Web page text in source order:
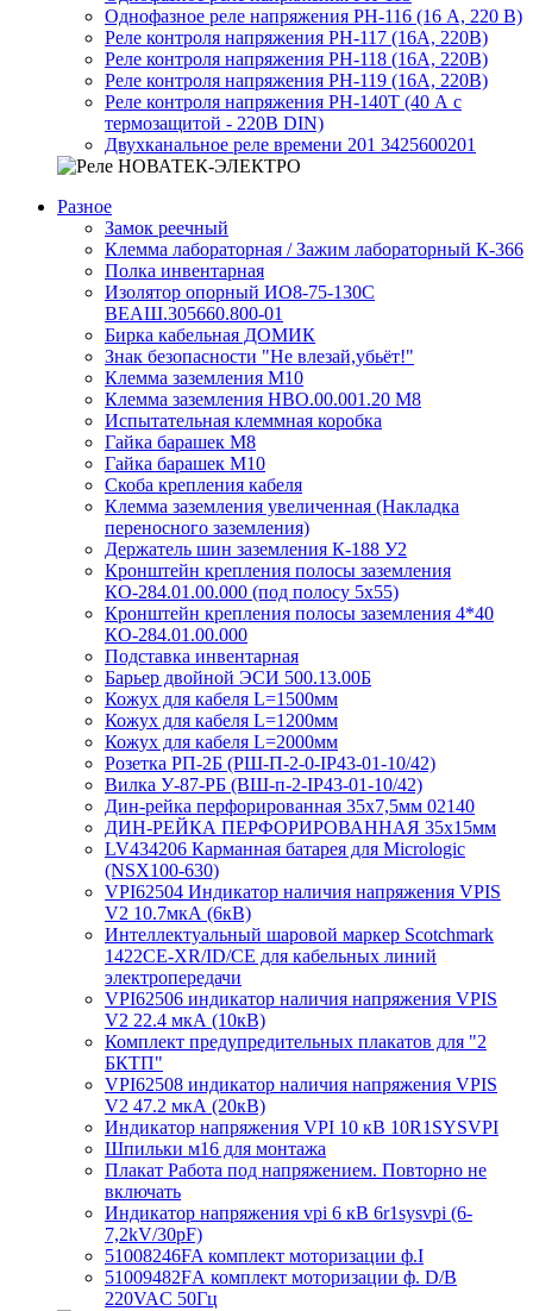
Однофазное реле напряжения РН-116 (16 А, 220 В)
Реле контроля напряжения РН-117 (16А, 220В)
Реле контроля напряжения РН-118 (16А, 220В)
Реле контроля напряжения РН-119 (16А, 220В)
Реле контроля напряжения РН-140Т (40 А с
термозащитой - 220В DIN)
Двухканальное реле времени 201 3425600201
Разное
Замок реечный
Клемма лабораторная / Зажим лабораторный К-366
Полка инвентарная
Изолятор опорный ИО8-75-130С
ВЕАШ.305660.800-01
Бирка кабельная ДОМИК
Знак безопасности "Не влезай,убьёт!"
Клемма заземления М10
Клемма заземления НВО.00.001.20 М8
Испытательная клеммная коробка
Гайка барашек М8
Гайка барашек М10
Скоба крепления кабеля
Клемма заземления увеличенная (Накладка
переносного заземления)
Держатель шин заземления К-188 У2
Кронштейн крепления полосы заземления
КО-284.01.00.000 (под полосу 5х55)
Кронштейн крепления полосы заземления 4*40
КО-284.01.00.000
Подставка инвентарная
Барьер двойной ЭСИ 500.13.00Б
Кожух для кабеля L=1500мм
Кожух для кабеля L=1200мм
Кожух для кабеля L=2000мм
Розетка РП-2Б (РШ-П-2-0-IР43-01-10/42)
Вилка У-87-РБ (ВШ-п-2-IP43-01-10/42)
Дин-рейка перфорированная 35х7,5мм 02140
ДИН-РЕЙКА ПЕРФОРИРОВАННАЯ 35х15мм
LV434206 Карманная батарея для Micrologic
(NSX100-630)
VPI62504 Индикатор наличия напряжения VPIS
V2 10.7мкА (6кВ)
Интеллектуальный шаровой маркер Scotchmark
1422CE-XR/ID/CE для кабельных линий
электропередачи
VPI62506 индикатор наличия напряжения VPIS
V2 22.4 мкА (10кВ)
Комплект предупредительных плакатов для "2
БКТП"
VPI62508 индикатор наличия напряжения VPIS
V2 47.2 мкА (20кВ)
Индикатор напряжения VPI 10 кВ 10R1SYSVPI
Шпильки м16 для монтажа
Плакат Работа под напряжением. Повторно не
включать
Индикатор напряжения vpi 6 кВ 6r1sysvpi (6-
7,2kV/30pF)
51008246FA комплект моторизации ф.I
51009482FА комплект моторизации ф. D/B
220VAC 50Гц